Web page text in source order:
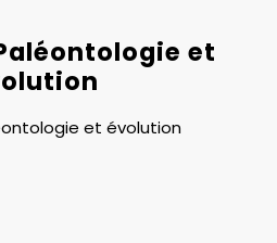
et
et évolution